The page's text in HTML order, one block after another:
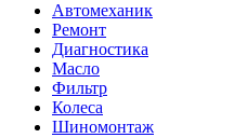
Автомеханик
Ремонт
Диагностика
Масло
Фильтр
Колеса
Шиномонтаж